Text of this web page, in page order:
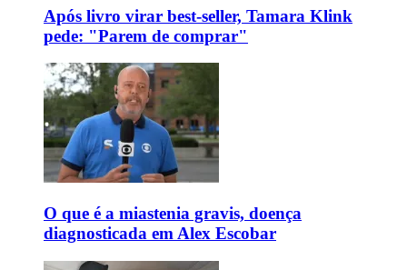
Após livro virar best-seller, Tamara Klink
pede: "Parem de comprar"
O que é a miastenia gravis, doença
diagnosticada em Alex Escobar